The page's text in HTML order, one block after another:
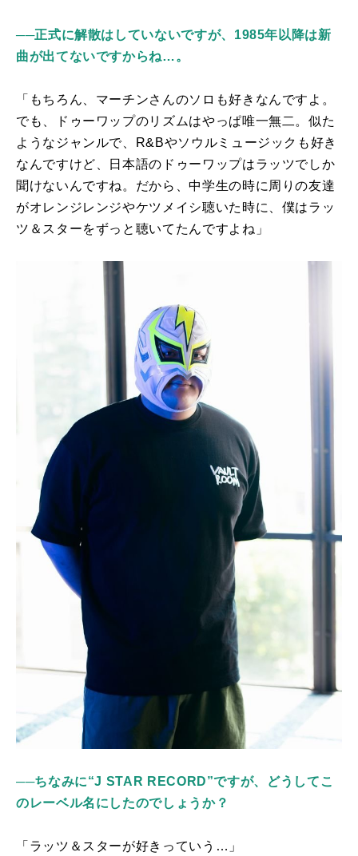
──正式に解散はしていないですが、1985年以降は新
曲が出てないですからね…。
「もちろん、マーチンさんのソロも好きなんですよ。
でも、ドゥーワップのリズムはやっぱ唯一無二。似た
ようなジャンルで、
R&Bやソウルミュージックも好き
なんですけど、日本語のドゥーワップはラッツでしか
聞けないんですね。だから、中学生の時に周りの友達
がオレンジレンジやケツメイシ聴いた時に、僕はラッ
ツ＆スターをずっと聴いてたんですよね」
──ちなみに“J STAR RECORD”ですが、どうしてこ
のレーベル名にしたのでしょうか？
「ラッツ＆スターが好きっていう…」